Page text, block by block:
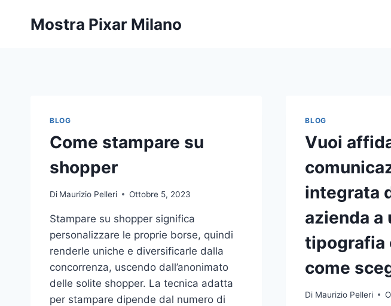
Mostra Pixar Milano
BLOG
Come stampare su
shopper
Di Maurizio Pelleri Ottobre 5, 2023
Stampare su shopper significa
personalizzare le proprie borse, quindi
renderle uniche e diversificarle dalla
concorrenza, uscendo dall’anonimato
delle solite shopper. La tecnica adatta
per stampare dipende dal numero di
BLOG
Vuoi
integrata
azienda a
tipografia
come
Di Maurizio Pelleri